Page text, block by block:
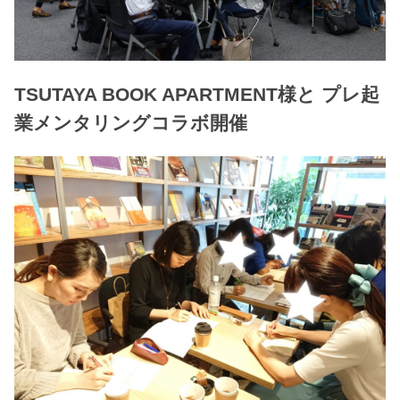
TSUTAYA BOOK APARTMENT様と プレ起
業メンタリングコラボ開催